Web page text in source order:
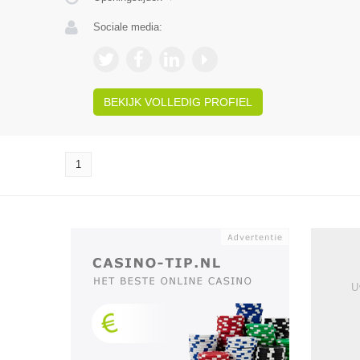
Sociale media:
BEKIJK VOLLEDIG PROFIEL
1